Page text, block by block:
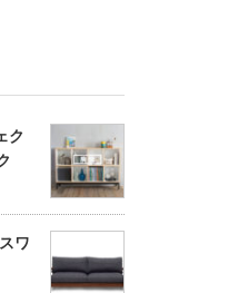
ク
ワ